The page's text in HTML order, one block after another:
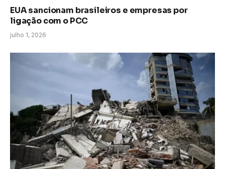
EUA sancionam brasileiros e empresas por
ligação com o PCC
julho 1, 2026